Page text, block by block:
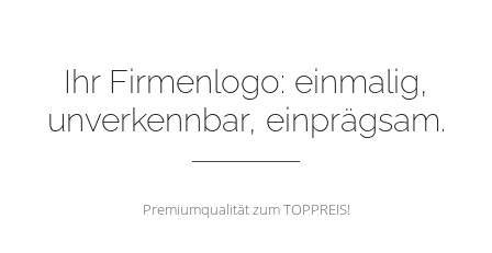
Ihr Firmenlogo: einmalig,
unverkennbar, einprägsam.
Premiumqualität zum TOPPREIS!